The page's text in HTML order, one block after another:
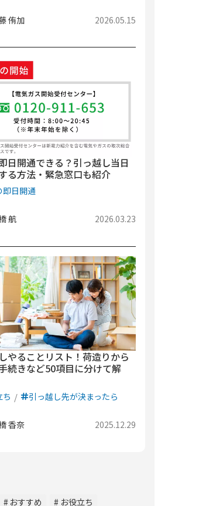
侑加 2026.05.15
日開通できる？引っ越し当日
る方法・緊急窓口も紹介
即日開通
航 2026.03.23
やることリスト！荷造りから
続きなど50項目に分けて解
ち 引っ越し先が決まったら
香奈 2025.12.29
おすすめ
お役立ち